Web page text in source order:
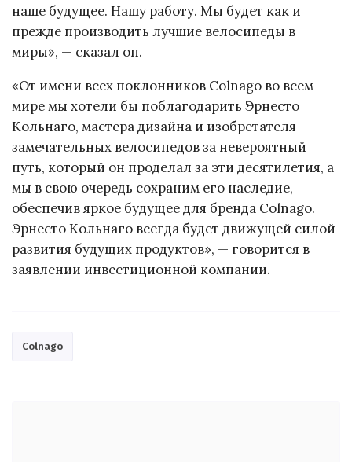
наше будущее. Нашу работу. Мы будет как и
прежде производить лучшие велосипеды в
миры», — сказал он.
«От имени всех поклонников Colnago во всем
мире мы хотели бы поблагодарить Эрнесто
Кольнаго, мастера дизайна и изобретателя
замечательных велосипедов за невероятный
путь, который он проделал за эти десятилетия, а
мы в свою очередь сохраним его наследие,
обеспечив яркое будущее для бренда Colnago.
Эрнесто Кольнаго всегда будет движущей силой
развития будущих продуктов», — говорится в
заявлении инвестиционной компании.
Colnago